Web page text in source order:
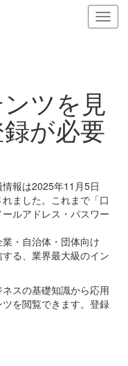
ナ
ビ
の
表
替
え
ツを見
が必要
報は2025年11月5日
ました。これまで「口
ルアドレス・パスワー
・自治体・団体向け
る、業界最大級のイン
スの基礎知識から応用
を閲覧できます。登録